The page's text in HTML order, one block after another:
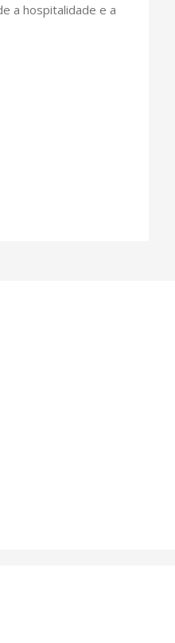
a hospitalidade e a